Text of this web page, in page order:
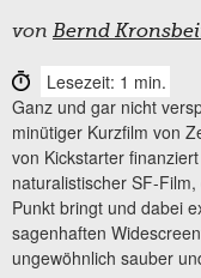
von Bernd
Lesezeit: 1 min.
Ganz und gar nicht
minütiger Kurzfilm von
von Kickstarter
naturalistischer SF-
Punkt bringt und dabei
sagenhaften
ungewöhnlich sauber